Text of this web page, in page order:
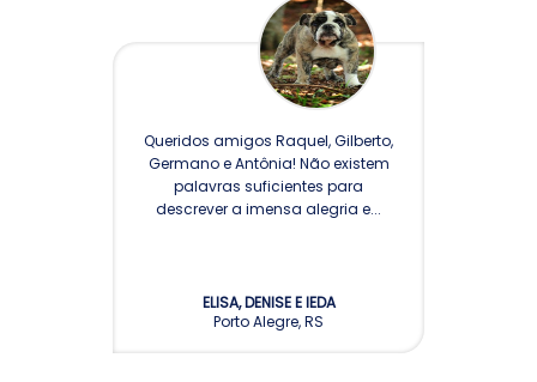
Queridos amigos Raquel, Gilberto,
Germano e Antônia! Não existem
palavras suficientes para
descrever a imensa alegria e...
ELISA, DENISE E IEDA
Porto Alegre, RS